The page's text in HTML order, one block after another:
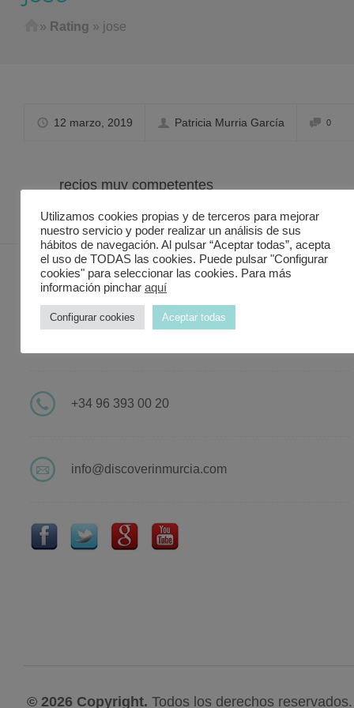
Home
» Rating » jose
12 marzo, 2019 Patricia Murria García 0
p recios muy competentes
+34 96 393 00 20
info@discoverinmurcia.com
© 2026 Copyright. Todos los derechos reservados.
Utilizamos cookies propias y de terceros para mejorar
nuestro servicio y poder realizar un análisis de sus
hábitos de navegación. Al pulsar “Aceptar todas”, acepta
el uso de TODAS las cookies. Puede pulsar "Configurar
cookies" para seleccionar las cookies. Para más
información pinchar aquí
Configurar cookies Aceptar todas